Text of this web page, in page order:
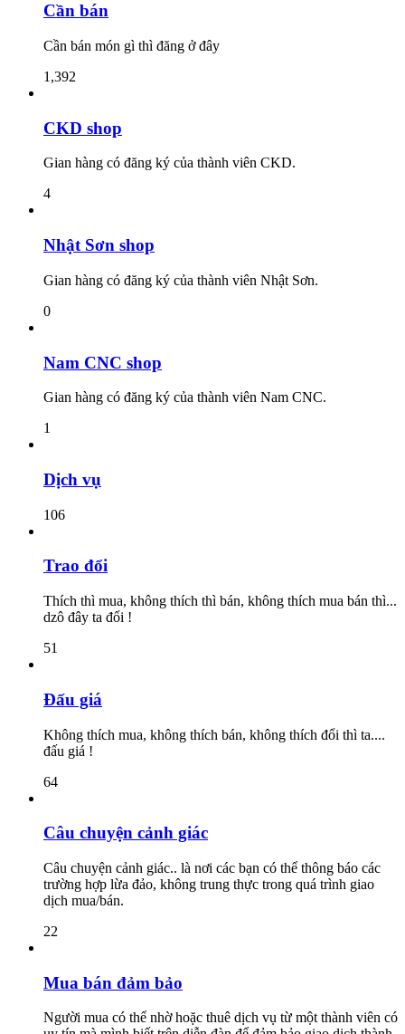
Cần bán
Cần bán món gì thì đăng ở đây
1,392
CKD shop
Gian hàng có đăng ký của thành viên CKD.
4
Nhật Sơn shop
Gian hàng có đăng ký của thành viên Nhật Sơn.
0
Nam CNC shop
Gian hàng có đăng ký của thành viên Nam CNC.
1
Dịch vụ
106
Trao đổi
Thích thì mua, không thích thì bán, không thích mua bán thì...
dzô đây ta đổi !
51
Đấu giá
Không thích mua, không thích bán, không thích đổi thì ta....
đấu giá !
64
Câu chuyện cảnh giác
Câu chuyện cảnh giác.. là nơi các bạn có thể thông báo các
trường hợp lừa đảo, không trung thực trong quá trình giao
dịch mua/bán.
22
Mua bán đảm bảo
Người mua có thể nhờ hoặc thuê dịch vụ từ một thành viên có